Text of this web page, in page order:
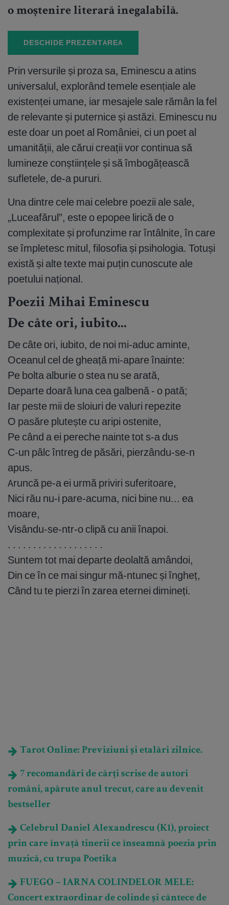
o moștenire literară inegalabilă.
DESCHIDE PREZENTAREA
Prin versurile și proza sa, Eminescu a atins
universalul, explorând temele esențiale ale
existenței umane, iar mesajele sale rămân la fel
de relevante și puternice și astăzi. Eminescu nu
este doar un poet al României, ci un poet al
umanității, ale cărui creații vor continua să
lumineze conștiințele și să îmbogățească
sufletele, de-a pururi.
Una dintre cele mai celebre poezii ale sale,
„Luceafărul”, este o epopee lirică de o
complexitate și profunzime rar întâlnite, în care
se împletesc mitul, filosofia și psihologia. Totuși
există și alte texte mai puțin cunoscute ale
poetului național.
Poezii Mihai Eminescu
De câte ori, iubito...
De câte ori, iubito, de noi mi-aduc aminte,
Oceanul cel de gheață mi-apare înainte:
Pe bolta alburie o stea nu se arată,
Departe doară luna cea galbenă - o pată;
Iar peste mii de sloiuri de valuri repezite
O pasăre plutește cu aripi ostenite,
Pe când a ei pereche nainte tot s-a dus
C-un pâlc întreg de păsări, pierzându-se-n
apus.
Aruncă pe-a ei urmă priviri suferitoare,
Nici rău nu-i pare-acuma, nici bine nu... ea
moare,
Visându-se-ntr-o clipă cu anii înapoi.
. . . . . . . . . . . . . . . . . . .
Suntem tot mai departe deolaltă amândoi,
Din ce în ce mai singur mă-ntunec și îngheț,
Când tu te pierzi în zarea eternei dimineți.
Tarot Online: Previziuni și etalări zilnice.
7 recomandări de cărți scrise de autori
români, apărute anul trecut, care au devenit
bestseller
Celebrul Daniel Alexandrescu (K1), proiect
prin care învață tinerii ce înseamnă poezia prin
muzică, cu trupa Poetika
FUEGO – IARNA COLINDELOR MELE:
Concert extraordinar de colinde și cântece de